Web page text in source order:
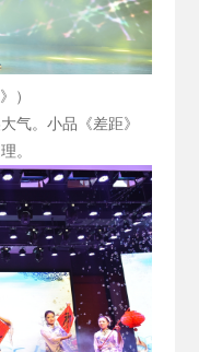
）
气。小品《差距》
。